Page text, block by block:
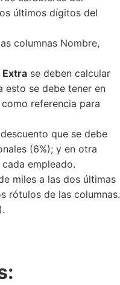
últimos dígitos del
columnas Nombre,
Extra se deben calcular
esto se debe tener en
referencia para
que se debe
(6%); y en otra
empleado.
miles a las dos últimas
rótulos de las columnas.